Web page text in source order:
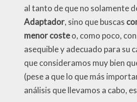
al tanto de que no solamente
Adaptador, sino que buscas
menor costeo, como poco,
asequible y adecuado para su
que consideramos muy bien
(pese a que lo que más
análisis que llevamos a cabo,